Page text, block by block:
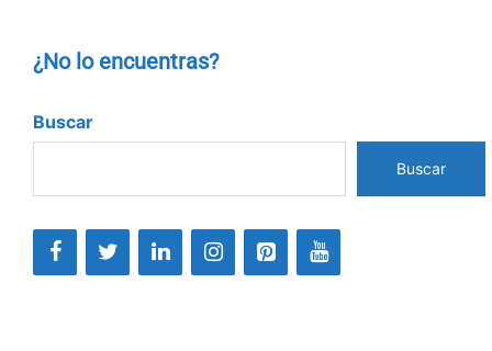
¿No lo encuentras?
Buscar
Buscar